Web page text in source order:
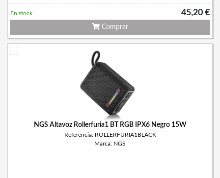
45,20 €
En stock
Comprar
NGS Altavoz Rollerfuria1 BT RGB IPX6 Negro 15W
Referencia: ROLLERFURIA1BLACK
Marca: NGS